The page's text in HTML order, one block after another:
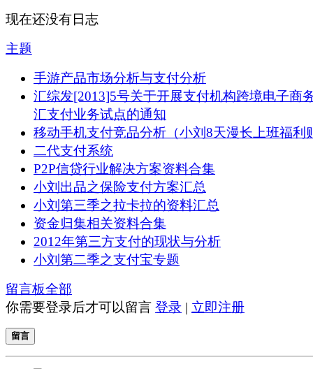
现在还没有日志
主题
手游产品市场分析与支付分析
汇综发[2013]5号关于开展支付机构跨境电子商
汇支付业务试点的通知
移动手机支付竞品分析（小刘8天漫长上班福利
二代支付系统
P2P信贷行业解决方案资料合集
小刘出品之保险支付方案汇总
小刘第三季之拉卡拉的资料汇总
资金归集相关资料合集
2012年第三方支付的现状与分析
小刘第二季之支付宝专题
留言板全部
你需要登录后才可以留言 登录 | 立即注册
留言